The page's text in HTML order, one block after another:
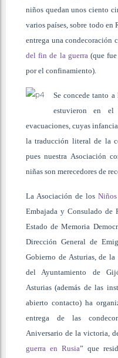
niños quedan unos ciento
varios países, sobre todo en
entrega una condecoración
del fin de la guerra (que
por el confinamiento).
Se concede tanto
estuvieron en el
evacuaciones, cuyas
la traducción literal de la
pues nuestra Asociación
niñas son merecedores de
La Asociación de los
Embajada y Consulado de
Estado de Memoria
Dirección General de
Gobierno de Asturias, de
del Ayuntamiento de
Asturias (además de las
abierto contacto) ha
entrega de las
Aniversario de la victoria,
guerra en Rusia” que